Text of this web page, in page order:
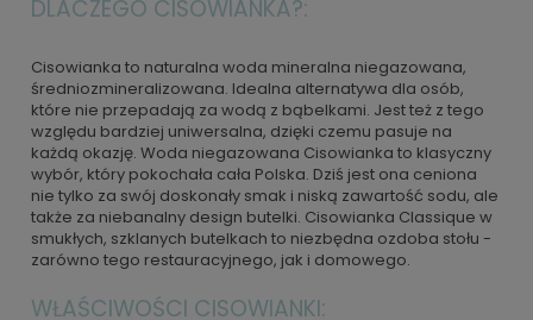
DLACZEGO CISOWIANKA?:
Cisowianka to naturalna woda mineralna niegazowana,
średniozmineralizowana. Idealna alternatywa dla osób,
które nie przepadają za wodą z bąbelkami. Jest też z tego
względu bardziej uniwersalna, dzięki czemu pasuje na
każdą okazję. Woda niegazowana Cisowianka to klasyczny
wybór, który pokochała cała Polska. Dziś jest ona ceniona
nie tylko za swój doskonały smak i niską zawartość sodu, ale
także za niebanalny design butelki. Cisowianka Classique w
smukłych, szklanych butelkach to niezbędna ozdoba stołu -
zarówno tego restauracyjnego, jak i domowego.
WŁAŚCIWOŚCI CISOWIANKI: